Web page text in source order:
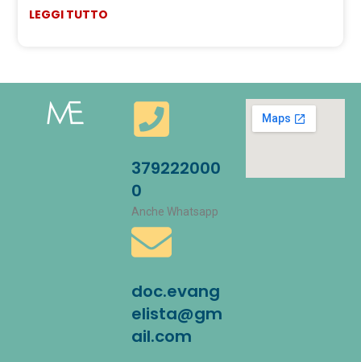
LEGGI TUTTO
379222000
0
Anche Whatsapp
doc.evang
elista@gm
ail.com